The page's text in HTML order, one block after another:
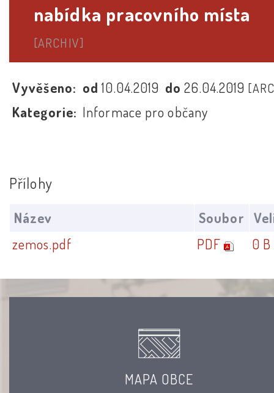
nabídka pracovního místa
[ARCHIV]
Vyvěšeno: od10.04.2019 do26.04.2019
Kategorie: Informace pro občany
Přílohy
Název Soubor
zemos.pdf
PDF 0 B
MAPA OBCE